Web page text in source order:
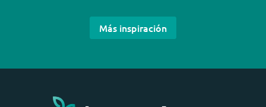
Más inspiración